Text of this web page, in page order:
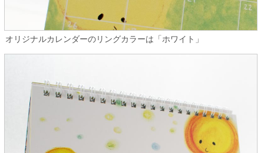
オリジナルカレンダーのリングカラーは「ホワイト」